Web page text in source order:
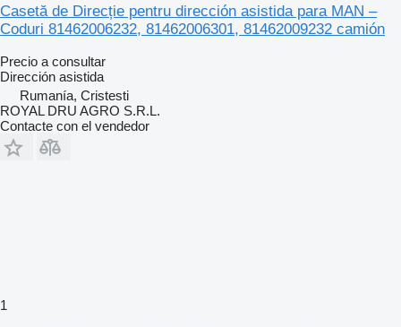
Casetă de Direcție pentru dirección asistida para MAN –
Coduri 81462006232, 81462006301, 81462009232 camión
Precio a consultar
Dirección asistida
Rumanía, Cristesti
ROYAL DRU AGRO S.R.L.
Contacte con el vendedor
1